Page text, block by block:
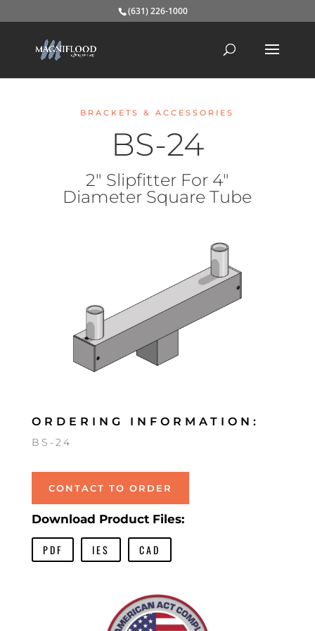
(631) 226-1000
BRACKETS & ACCESSORIES
BS-24
2″ Slipfitter For 4″
Diameter Square Tube
ORDERING INFORMATION:
BS-24
CONTACT TO ORDER
Download Product Files:
PDF IES CAD